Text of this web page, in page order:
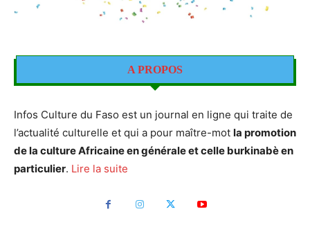
A PROPOS
Infos Culture du Faso est un journal en ligne qui traite de
l’actualité culturelle et qui a pour maître-mot la promotion
de la culture Africaine en générale et celle burkinabè en
particulier. Lire la suite